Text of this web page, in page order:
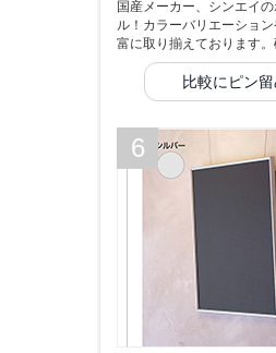
国産メーカー、シンエイ
ル！カラーバリエーショ
富に取り揃えております
比較にピン留
6